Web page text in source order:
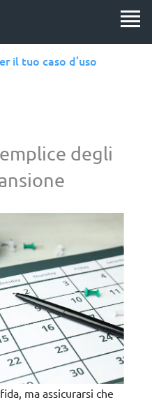
il tuo caso d’uso
degli
ma assicurarsi che